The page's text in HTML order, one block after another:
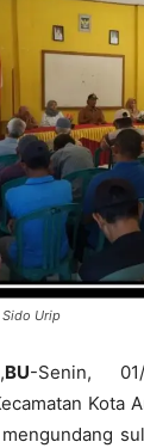
Sido Urip
,BU-Senin,
Kota